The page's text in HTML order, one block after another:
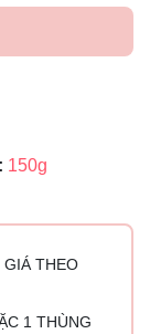
150g
GIÁ THEO
1 THÙNG